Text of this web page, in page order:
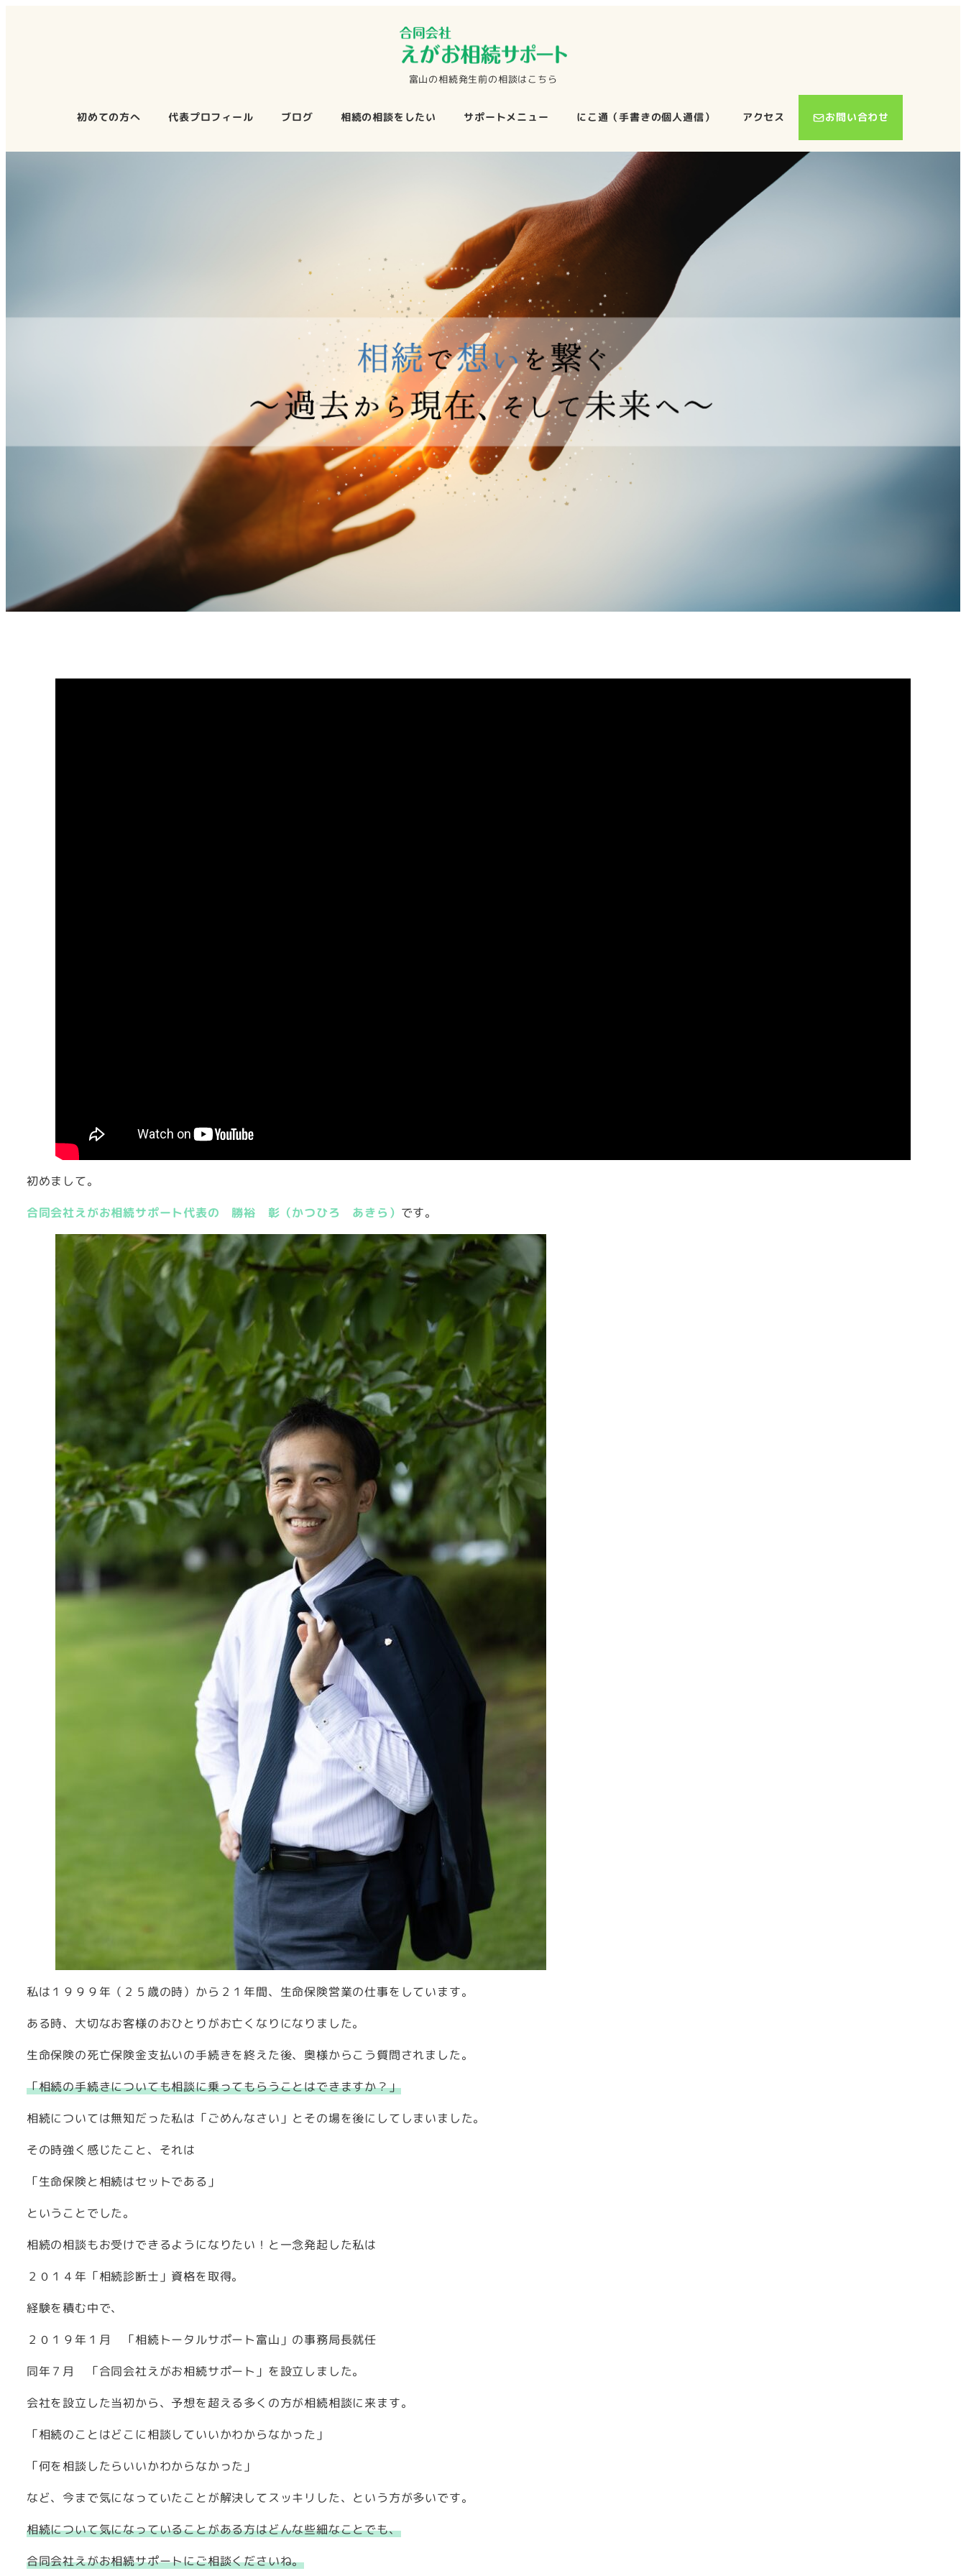
ツ
富山の相続発生前の相談はこちら
初めての方へ 代表プロフィール ブログ 相続の相談をしたい サポートメニュー にこ通（手書きの個人通信） アクセス お問い合わせ
初めまして。
合同会社えがお相続サポート代表の 勝裕 彰（かつひろ あきら） です。
私は１９９９年（２５歳の時）から２１年間、生命保険営業の仕事をしています。
ある時、大切なお客様のおひとりがお亡くなりになりました。
生命保険の死亡保険金支払いの手続きを終えた後、奥様からこう質問されました。
「相続の手続きについても相談に乗ってもらうことはできますか？」
相続については無知だった私は「ごめんなさい」とその場を後にしてしまいました。
その時強く感じたこと、それは
「生命保険と相続はセットである」
ということでした。
相続の相談もお受けできるようになりたい！と一念発起した私は
２０１４年「相続診断士」資格を取得。
経験を積む中で、
２０１９年１月 「相続トータルサポート富山」の事務局長就任
同年７月 「合同会社えがお相続サポート」を設立しました。
会社を設立した当初から、予想を超える多くの方が相続相談に来ます。
「相続のことはどこに相談していいかわからなかった」
「何を相談したらいいかわからなかった」
など、今まで気になっていたことが解決してスッキリした、という方が多いです。
相続について気になっていることがある方はどんな些細なことでも、
合同会社えがお相続サポートにご相談くださいね。